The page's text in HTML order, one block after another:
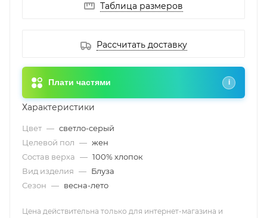
Таблица размеров
Рассчитать доставку
Плати частями i
Характеристики
Цвет — светло-серый
Целевой пол — жен
Состав верха — 100% хлопок
Вид изделия — Блуза
Сезон — весна-лето
Цена действительна только для интернет-магазина и